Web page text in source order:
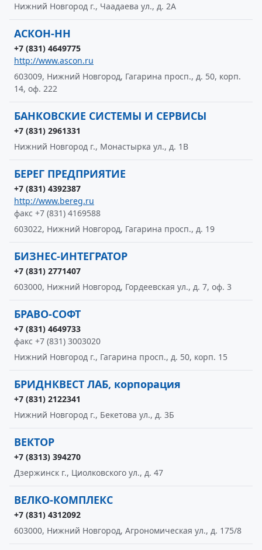
Нижний Новгород г., Чаадаева ул., д. 2А
АСКОН-НН
+7 (831) 4649775
http://www.ascon.ru
603009, Нижний Новгород, Гагарина просп., д. 50, корп.
14, оф. 222
БАНКОВСКИЕ СИСТЕМЫ И СЕРВИСЫ
+7 (831) 2961331
Нижний Новгород г., Монастырка ул., д. 1В
БЕРЕГ ПРЕДПРИЯТИЕ
+7 (831) 4392387
http://www.bereg.ru
факс +7 (831) 4169588
603022, Нижний Новгород, Гагарина просп., д. 19
БИЗНЕС-ИНТЕГРАТОР
+7 (831) 2771407
603000, Нижний Новгород, Гордеевская ул., д. 7, оф. 3
БРАВО-СОФТ
+7 (831) 4649733
факс +7 (831) 3003020
Нижний Новгород г., Гагарина просп., д. 50, корп. 15
БРИДНКВЕСТ ЛАБ, корпорация
+7 (831) 2122341
Нижний Новгород г., Бекетова ул., д. 3Б
ВЕКТОР
+7 (8313) 394270
Дзержинск г., Циолковского ул., д. 47
ВЕЛКО-КОМПЛЕКС
+7 (831) 4312092
603000, Нижний Новгород, Агрономическая ул., д. 175/8